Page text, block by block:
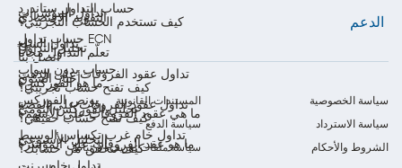
المستندات القانونية
سياسة الخصوصية
سياسة الدفع
سياسة الاسترداد
سياسة ملفات تعريف الارتباط
الشروط والأحكام
حساب التداول ستاندرد
حساب تداول ECN
حساب بدون سواب
بونص الفوركس
تداول المؤشرات
تداول السلع
تداول عقود الفروقات على الذهب
تداول عقود الفروقات على الفضة
تداول خام غرب تكساس الوسيط
التقويم الاقتصادي
تحليل التداول
أخبار السوق
تحليل الفوركس اليومي
التحليل الأسبوعي
كيف تستخدم الحساب التجريبي؟
تعلّم التداول مجاناً
ما هو الفوركس؟
ما هي عقود الفروقات على الأسهم؟
ما هو عقد الفروقات على المؤشر؟
الدعم
اتصل بنا
كيف تفتح حساب تجريبي؟
كيف تفتح حساب حقيقي؟
كيف تتحقق من حسابك؟